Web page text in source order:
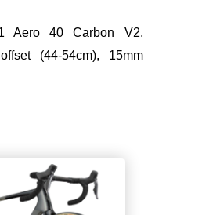
R5, S-Alloy rails,
Aero 40 Carbon V2,